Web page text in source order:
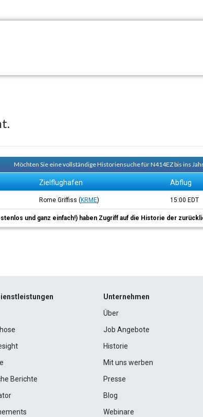
Möchten Sie eine vollständige Historiensuche für N414EZ bis ins
Zielflughafen Abflug
Rome Griffiss (KRME) 15:00 EDT
und ganz einfach!) haben Zugriff auf die Historie der
Berichte
Unternehmen
Über
Job Angebote
Historie
Mit uns werben
Presse
Blog
Webinare